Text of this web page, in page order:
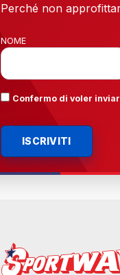
Perché non
NOME
Confermo di voler
ISCRIVITI